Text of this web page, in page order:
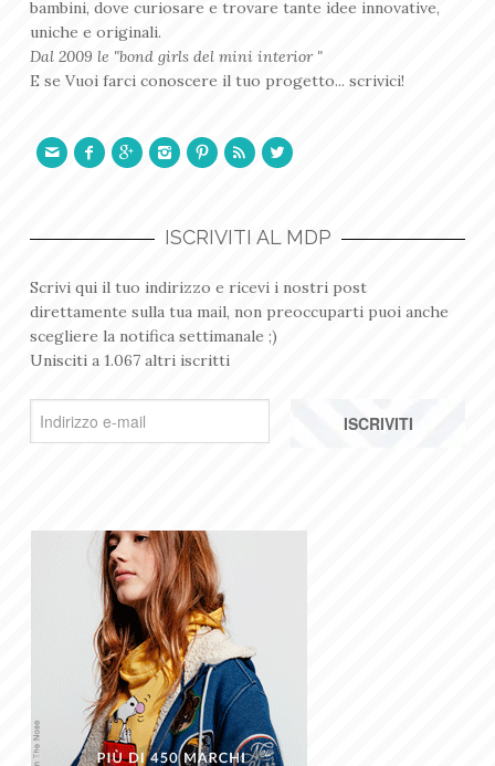
bambini, dove curiosare e trovare tante idee innovative,
uniche e originali.
Dal 2009 le "bond girls del mini interior "
E se Vuoi farci conoscere il tuo progetto... scrivici!
      
ISCRIVITI AL MDP
Scrivi qui il tuo indirizzo e ricevi i nostri post
direttamente sulla tua mail, non preoccuparti puoi anche
scegliere la notifica settimanale ;)
Unisciti a 1.067 altri iscritti
i
l